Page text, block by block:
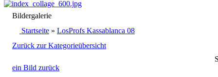
Bildergalerie
Startseite » LosProfs Kassablanca 08
Zurück zur Kategorieübersicht
ein Bild zurück